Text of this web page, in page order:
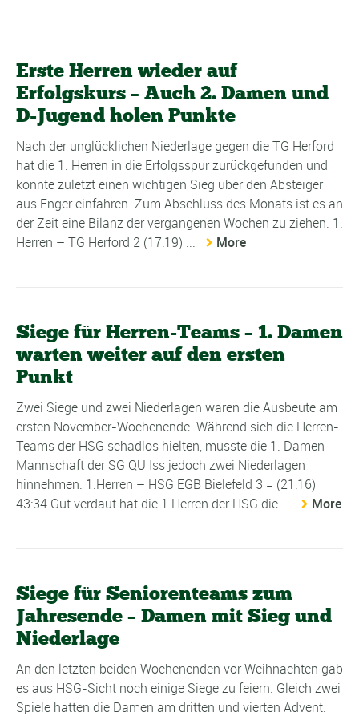
Erste Herren wieder auf
Erfolgskurs – Auch 2. Damen und
D-Jugend holen Punkte
Nach der unglücklichen Niederlage gegen die TG Herford
hat die 1. Herren in die Erfolgsspur zurückgefunden und
konnte zuletzt einen wichtigen Sieg über den Absteiger
aus Enger einfahren. Zum Abschluss des Monats ist es an
der Zeit eine Bilanz der vergangenen Wochen zu ziehen. 1.
Herren – TG Herford 2 (17:19) ...
More
Siege für Herren-Teams – 1. Damen
warten weiter auf den ersten
Punkt
Zwei Siege und zwei Niederlagen waren die Ausbeute am
ersten November-Wochenende. Während sich die Herren-
Teams der HSG schadlos hielten, musste die 1. Damen-
Mannschaft der SG QU Iss jedoch zwei Niederlagen
hinnehmen. 1.Herren – HSG EGB Bielefeld 3 = (21:16)
43:34 Gut verdaut hat die 1.Herren der HSG die ...
More
Siege für Seniorenteams zum
Jahresende – Damen mit Sieg und
Niederlage
An den letzten beiden Wochenenden vor Weihnachten gab
es aus HSG-Sicht noch einige Siege zu feiern. Gleich zwei
Spiele hatten die Damen am dritten und vierten Advent.